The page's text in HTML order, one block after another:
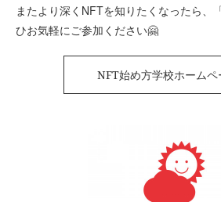
またより深くNFTを知りたくなったら、
ひお気軽にご参加ください🤗
NFT始め方学校ホームペ